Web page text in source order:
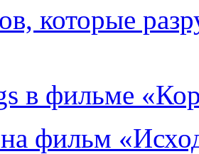
которые
в фильме
фильм